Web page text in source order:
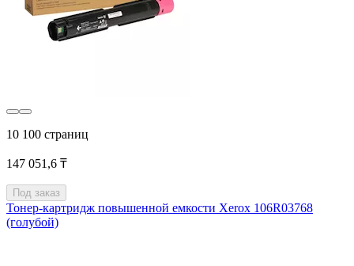
10 100 страниц
147 051,6 ₸
Под заказ
Тонер-картридж повышенной емкости Xerox 106R03768
(голубой)